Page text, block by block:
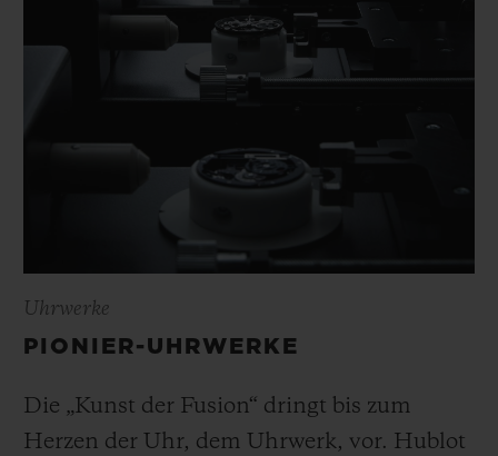
Uhrwerke
PIONIER-UHRWERKE
Die „Kunst der Fusion“ dringt bis zum
Herzen der Uhr, dem Uhrwerk, vor. Hublot